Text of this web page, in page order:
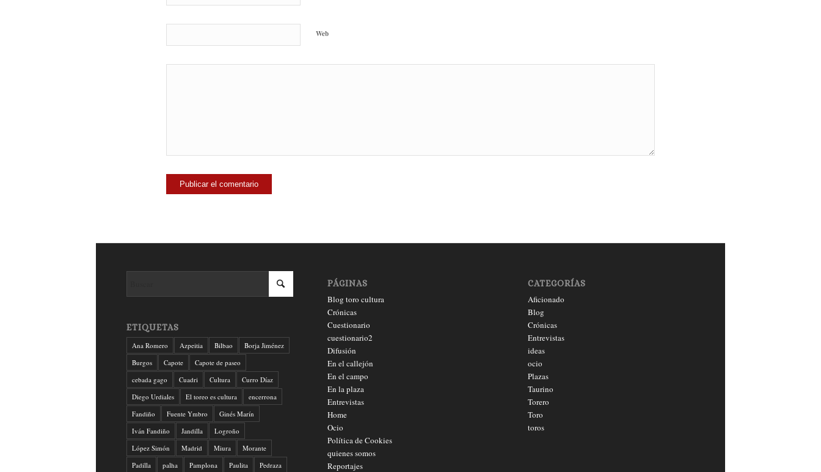
Web
ETIQUETAS
Ana Romero Azpeitia Bilbao
Borja Jiménez
Burgos
Capote
Capote de paseo
cebada gago
Cuadri Cultura
Curro Díaz
Diego Urdiales
El toreo es cultura
encerrona
Fandiño
Fuente Ymbro
Ginés Marín
Iván Fandiño
Jandilla
Logroño
López Simón
Madrid Miura
Morante
Padilla
palha Pamplona Paulita
Pedraza
PÁGINAS
Blog toro cultura
Crónicas
Cuestionario
cuestionario2
Difusión
En el callejón
En el campo
En la plaza
Entrevistas
Home
Ocio
Política de Cookies
quienes somos
Reportajes
CATEGORÍAS
Aficionado
Blog
Crónicas
Entrevistas
ideas
ocio
Plazas
Taurino
Torero
Toro
toros